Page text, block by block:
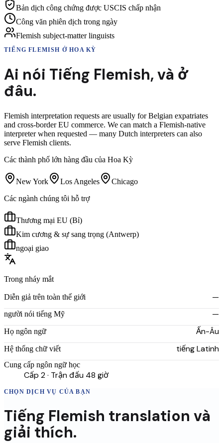
Bản dịch công chứng được USCIS chấp nhận
Công văn phiên dịch trong ngày
Flemish subject-matter linguists
TIẾNG FLEMISH Ở HOA KỲ
Ai nói Tiếng Flemish, và ở
đâu.
Flemish interpretation requests are usually for Belgian expatriates
and cross-border EU commerce. We can match a Flemish-native
interpreter when requested — many Dutch interpreters can also
serve Flemish clients.
Các thành phố lớn hàng đầu của Hoa Kỳ
New York Los Angeles
Chicago
Các ngành chúng tôi hỗ trợ
Thương mại EU (Bỉ)
Kim cương & sự sang trọng (Antwerp)
ngoại giao
Trong nháy mắt
Diễn giả trên toàn thế giới —
người nói tiếng Mỹ —
Họ ngôn ngữ Ấn-Âu
Hệ thống chữ viết tiếng Latinh
Cung cấp ngôn ngữ học
Cấp 2 · Trận đấu 48 giờ
CHỌN DỊCH VỤ CỦA BẠN
Tiếng Flemish translation và
giải thích.